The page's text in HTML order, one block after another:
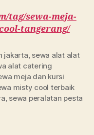
tag/sewa-meja-
tangerang/
jakarta, sewa alat alat
alat catering
meja dan kursi
misty cool terbaik
, sewa peralatan pesta